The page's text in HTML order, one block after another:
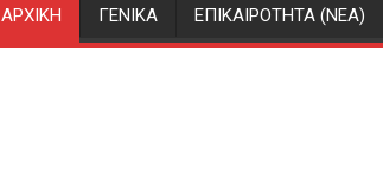
ΑΡΧΙΚΗ ΓΕΝΙΚΑ ΕΠΙΚΑΙΡΟΤΗΤΑ (ΝΕΑ)